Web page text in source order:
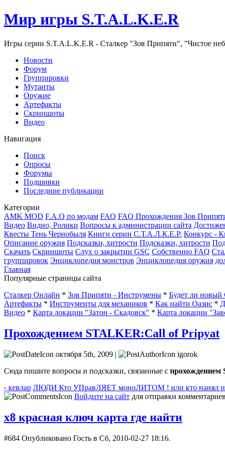
Мир игры S.T.A.L.K.E.R
Игры серии S.T.A.L.K.E.R - Сталкер "Зов Припяти", "Чистое
Новости
Форум
Группировки
Мутанты
Оружие
Артефакты
Скриншоты
Видео
Навигация
Поиск
Опросы
Форумы
Подшивки
Последние публикации
Категории
AMK MOD F.A.Q по модам FAQ FAQ Прохождения Зов
Видео Видио, Ролики Вопросы к администрации сайта
Квесты Тень Чернобыля Книги серии С.Т.А.Л.К.Е.Р. Конкурс -
Описание оружия Подсказки, хитрости Подсказки, хитрости
Скачать Скриншоты Слух о закрытии GSC Собственно FAQ
группировок Энциклопедия монстров Энциклопедия оружия
Главная
Популярные страницы сайта
Сталкер Онлайн * Зов Припяти - Инструмены * Будет ли
Артефакты * Инструменты для механиков * Как найти Оазис *
Видео * Карта локации "Затон - Скадовск" * Карта локации
Прохождением STALKER:Call of Pripyat
октября 5th, 2009 |
igorok
Сюда пишите вопросы и подсказки, связанные с
‹ кевлар ЛЮДИ Кто УПравЛЯЕТ моноЛИТОМ ! или кто нанял
Войдите на сайт для отправки
х8 красная ключ карта где найти
#684 Опубликовано Гость в Сб, 2010-02-27 18:16.